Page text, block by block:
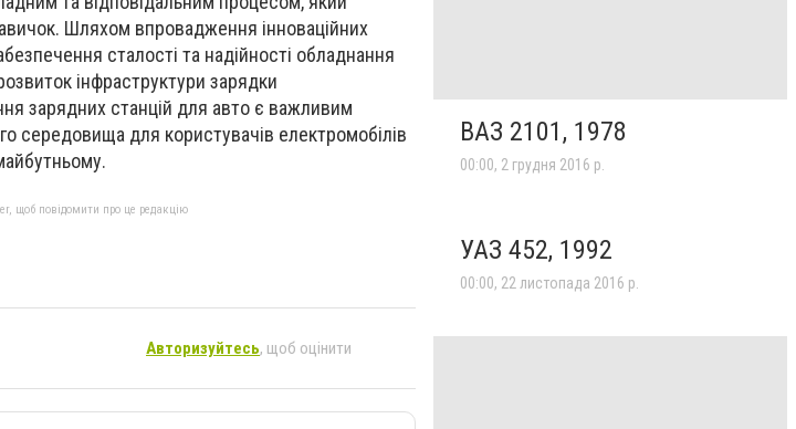
Шляхом впровадження інноваційних
сталості та надійності обладнання
інфраструктури зарядки
зарядних станцій для авто є важливим
середовища для користувачів електромобілів
щоб повідомити про це редакцію
Авторизуйтесь, щоб оцінити
ВАЗ 2101, 1978
00:00, 2 грудня 2016 р.
УАЗ 452, 1992
00:00, 22 листопада 2016 р.